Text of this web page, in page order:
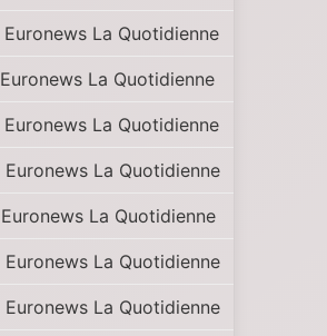
Euronews La Quotidienne
Euronews La Quotidienne
Euronews La Quotidienne
Euronews La Quotidienne
Euronews La Quotidienne
Euronews La Quotidienne
Euronews La Quotidienne